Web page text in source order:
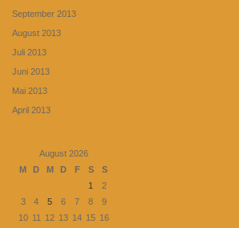
September 2013
August 2013
Juli 2013
Juni 2013
Mai 2013
April 2013
August 2026
M
D M D F S
S
1
2
3
4 5 6 7 8
9
10 11 12 13 14 15 16